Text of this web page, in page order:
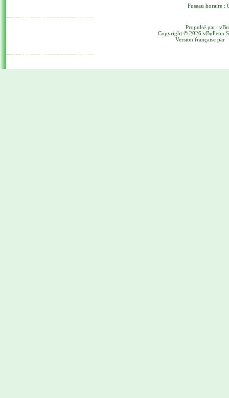
Fuseau horaire :
Propulsé par
Copyright © 2026 vBulletin
Version française par